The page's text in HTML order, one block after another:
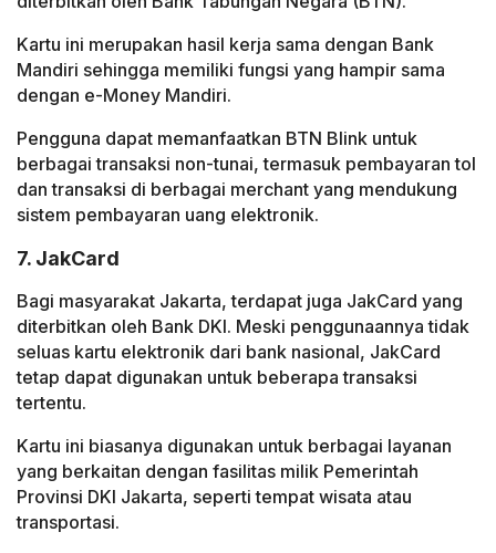
Kartu ini merupakan hasil kerja sama dengan Bank
Mandiri sehingga memiliki fungsi yang hampir sama
dengan e-Money Mandiri.
Pengguna dapat memanfaatkan BTN Blink untuk
berbagai transaksi non-tunai, termasuk pembayaran tol
dan transaksi di berbagai merchant yang mendukung
sistem pembayaran uang elektronik.
7. JakCard
Bagi masyarakat Jakarta, terdapat juga JakCard yang
diterbitkan oleh Bank DKI. Meski penggunaannya tidak
seluas kartu elektronik dari bank nasional, JakCard
tetap dapat digunakan untuk beberapa transaksi
tertentu.
Kartu ini biasanya digunakan untuk berbagai layanan
yang berkaitan dengan fasilitas milik Pemerintah
Provinsi DKI Jakarta, seperti tempat wisata atau
transportasi.